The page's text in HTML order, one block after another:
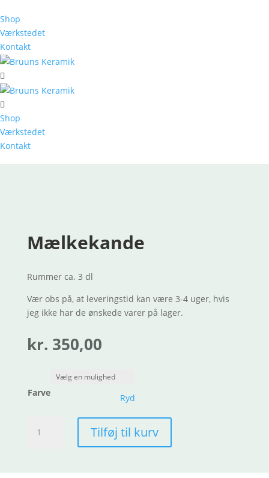
Shop
Værkstedet
Kontakt
Shop
Værkstedet
Kontakt
Mælkekande
Rummer ca. 3 dl
Vær obs på, at leveringstid kan være 3-4 uger, hvis
jeg ikke har de ønskede varer på lager.
kr. 350,00
Farve Ryd
antal
Tilføj til kurv